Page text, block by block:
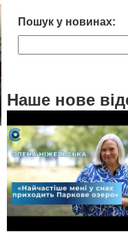
Пошук у новинах:
Наше нове